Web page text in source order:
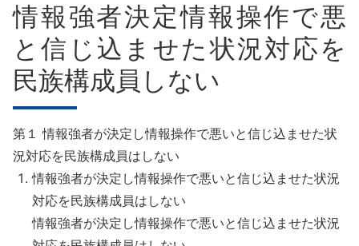
情報強者決定情報操作で悪
と信じ込ませた状況対応を
民族構成員しない
第１ 情報強者が決定し情報操作で悪いと信じ込ませた状
況対応を民族構成員はしない
情報強者が決定し情報操作で悪いと信じ込ませた状況
対応を民族構成員はしない
情報強者が決定し情報操作で悪いと信じ込ませた状況